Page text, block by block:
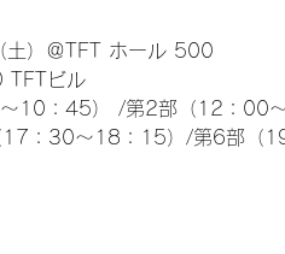
）＠TFT ホール 500
TFTビル
～10：45） /第2部（12：
：30～18：15）/第6部（